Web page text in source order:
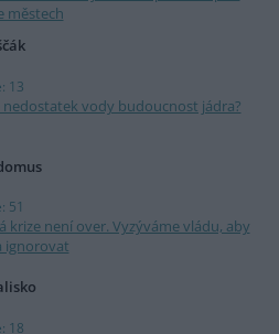
městech
13
nedostatek vody budoucnost jádra?
51
krize není over. Vyzýváme vládu, aby
ignorovat
18